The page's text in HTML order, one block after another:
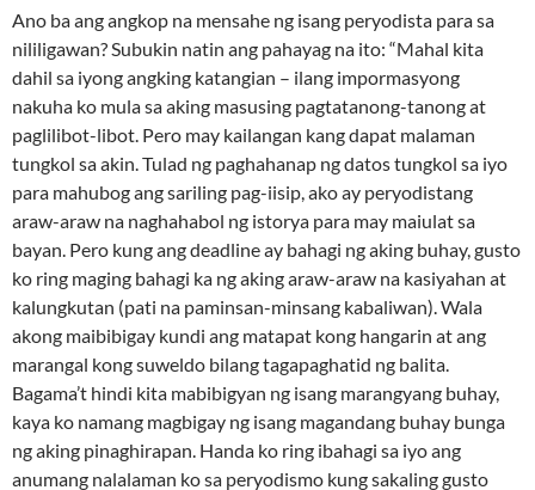
Ano ba ang angkop na mensahe ng isang peryodista para sa
nililigawan? Subukin natin ang pahayag na ito: “Mahal kita
dahil sa iyong angking katangian – ilang impormasyong
nakuha ko mula sa aking masusing pagtatanong-tanong at
paglilibot-libot. Pero may kailangan kang dapat malaman
tungkol sa akin. Tulad ng paghahanap ng datos tungkol sa iyo
para mahubog ang sariling pag-iisip, ako ay peryodistang
araw-araw na naghahabol ng istorya para may maiulat sa
bayan. Pero kung ang deadline ay bahagi ng aking buhay, gusto
ko ring maging bahagi ka ng aking araw-araw na kasiyahan at
kalungkutan (pati na paminsan-minsang kabaliwan). Wala
akong maibibigay kundi ang matapat kong hangarin at ang
marangal kong suweldo bilang tagapaghatid ng balita.
Bagama’t hindi kita mabibigyan ng isang marangyang buhay,
kaya ko namang magbigay ng isang magandang buhay bunga
ng aking pinaghirapan. Handa ko ring ibahagi sa iyo ang
anumang nalalaman ko sa peryodismo kung sakaling gusto